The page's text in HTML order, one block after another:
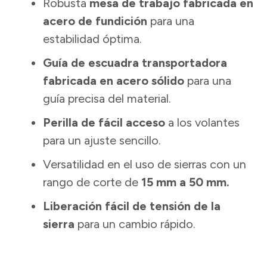
Robusta mesa de trabajo fabricada en
acero de fundición para una
estabilidad óptima.
Guía de escuadra transportadora
fabricada en acero sólido para una
guía precisa del material.
Perilla de fácil acceso a los volantes
para un ajuste sencillo.
Versatilidad en el uso de sierras con un
rango de corte de 15 mm a 50 mm.
Liberación fácil de tensión de la
sierra para un cambio rápido.